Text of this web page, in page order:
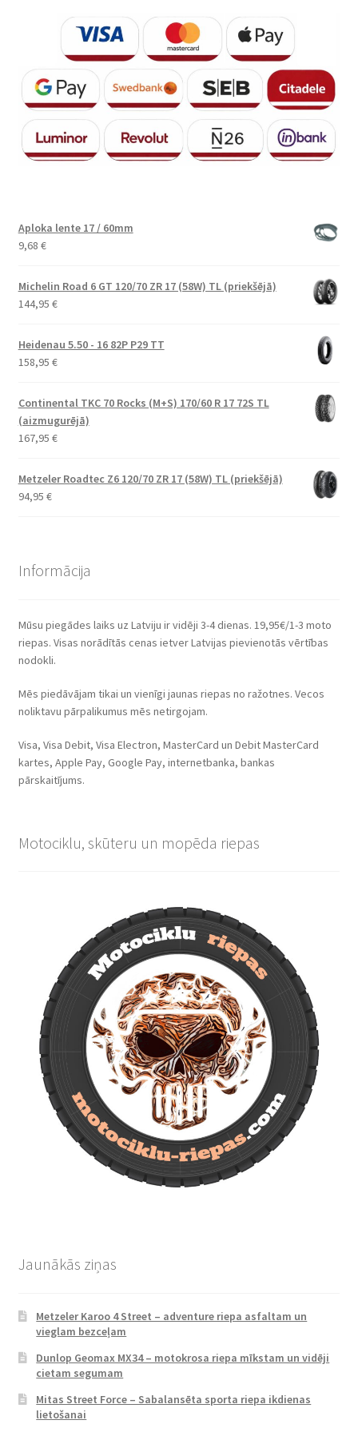
Aploka lente 17 / 60mm
9,68 €
Michelin Road 6 GT 120/70 ZR 17 (58W) TL (priekšējā)
144,95 €
Heidenau 5.50 - 16 82P P29 TT
158,95 €
Continental TKC 70 Rocks (M+S) 170/60 R 17 72S TL
(aizmugurējā)
167,95 €
Metzeler Roadtec Z6 120/70 ZR 17 (58W) TL (priekšējā)
94,95 €
Informācija
Mūsu piegādes laiks uz Latviju ir vidēji 3-4 dienas. 19,95€/1-3 moto
riepas. Visas norādītās cenas ietver Latvijas pievienotās vērtības
nodokli.
Mēs piedāvājam tikai un vienīgi jaunas riepas no ražotnes. Vecos
noliktavu pārpalikumus mēs netirgojam.
Visa, Visa Debit, Visa Electron, MasterCard un Debit MasterCard
kartes, Apple Pay, Google Pay, internetbanka, bankas
pārskaitījums.
Motociklu, skūteru un mopēda riepas
Jaunākās ziņas
Metzeler Karoo 4 Street – adventure riepa asfaltam un
vieglam bezceļam
Dunlop Geomax MX34 – motokrosa riepa mīkstam un vidēji
cietam segumam
Mitas Street Force – Sabalansēta sporta riepa ikdienas
lietošanai